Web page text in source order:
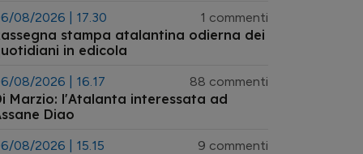
08/2026 | 17.30 1 commenti
stampa atalantina odierna dei
in edicola
08/2026 | 16.17 88 commenti
Marzio: l'Atalanta interessata ad
Diao
08/2026 | 15.15 9 commenti